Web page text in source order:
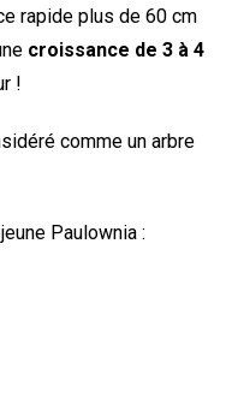
rapide plus de 60 cm
croissance de 3 à 4
!
comme un arbre
Paulownia :